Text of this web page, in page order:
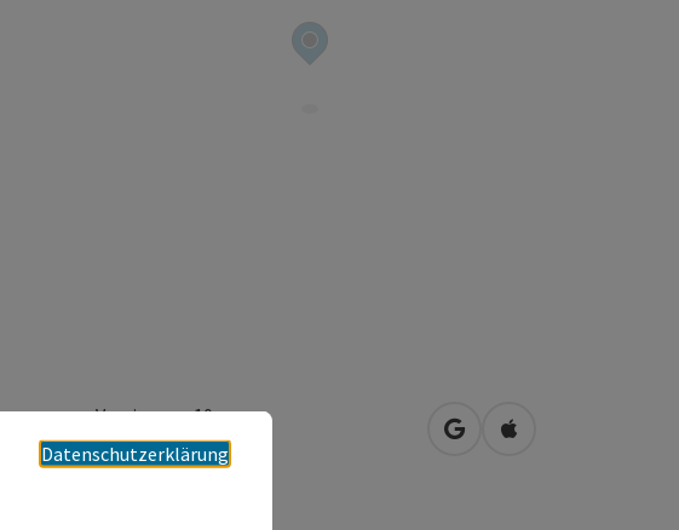
Vereinsweg 10
4600Wels in Google Maps öffnen
in Apple Maps
Datenschutzerklärung